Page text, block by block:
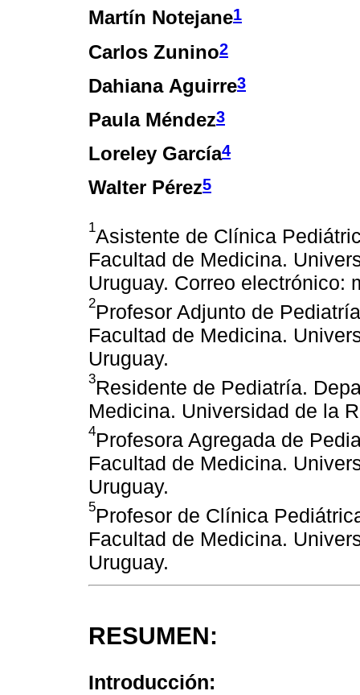
Martín Notejane1
Carlos Zunino2
Dahiana Aguirre3
Paula Méndez3
Loreley García4
Walter Pérez5
1Asistente de Clínica
Facultad de Medicina.
Uruguay. Correo electrónico:
2Profesor Adjunto de
Facultad de Medicina.
Uruguay.
3Residente de Pediatría.
Medicina. Universidad de la
4Profesora Agregada de
Facultad de Medicina.
Uruguay.
5Profesor de Clínica
Facultad de Medicina.
Uruguay.
RESUMEN:
Introducción: